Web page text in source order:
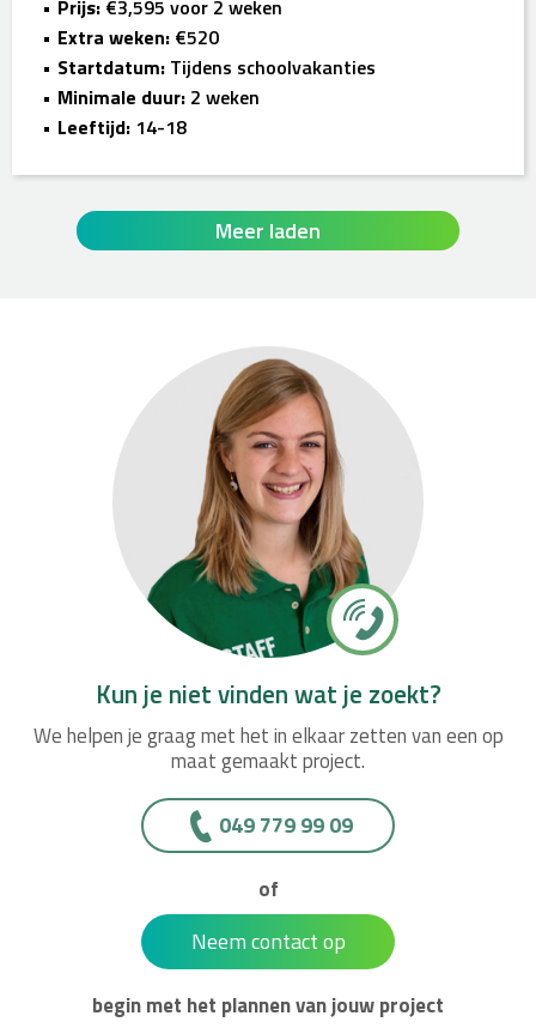
Prijs: €3,595 voor 2 weken
Extra weken: €520
Startdatum: Tijdens schoolvakanties
Minimale duur: 2 weken
Leeftijd: 14-18
Meer laden
Kun je niet vinden wat je zoekt?
We helpen je graag met het in elkaar zetten van een op
maat gemaakt project.
049 779 99 09
of
Neem contact op
begin met het plannen van jouw project